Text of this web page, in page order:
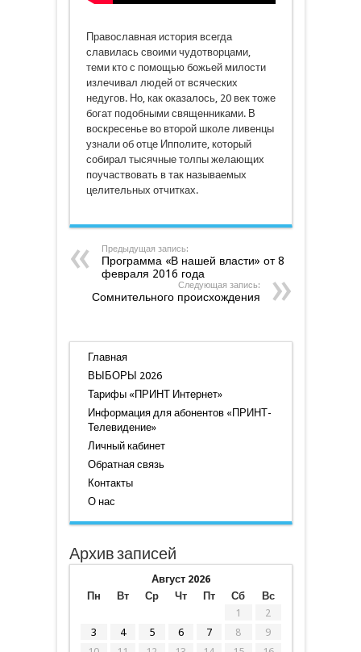
Православная история всегда
славилась своими чудотворцами,
теми кто с помощью божьей милости
излечивал людей от всяческих
недугов. Но, как оказалось, 20 век тоже
богат подобными священниками. В
воскресенье во второй школе ливенцы
узнали об отце Ипполите, который
собирал тысячные толпы желающих
поучаствовать в так называемых
целительных отчитках.
Предыдущая запись:
Программа «В нашей власти» от 8
февраля 2016 года
Следующая запись:
Сомнительного происхождения
Главная
ВЫБОРЫ 2026
Тарифы «ПРИНТ Интернет»
Информация для абонентов «ПРИНТ-
Телевидение»
Личный кабинет
Обратная связь
Контакты
О нас
Архив записей
Август 2026
Пн
Вт Ср Чт Пт Сб
Вс
1
2
3
4 5 6 7 8
9